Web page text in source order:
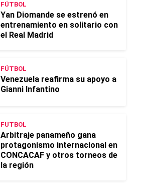
FÚTBOL
Yan Diomande se estrenó en
entrenamiento en solitario con
el Real Madrid
FÚTBOL
Venezuela reafirma su apoyo a
Gianni Infantino
FUTBOL
Arbitraje panameño gana
protagonismo internacional en
CONCACAF y otros torneos de
la región